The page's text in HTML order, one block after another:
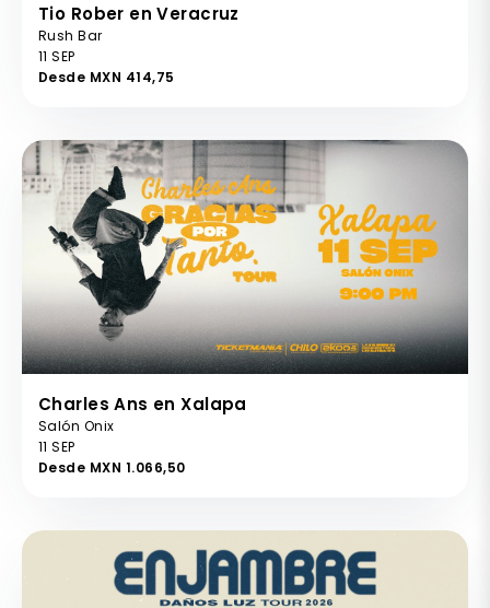
Tio Rober en Veracruz
Rush Bar
11 SEP
Desde MXN 414,75
Charles Ans en Xalapa
Salón Onix
11 SEP
Desde MXN 1.066,50